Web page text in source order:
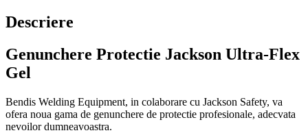
Descriere
Genunchere Protectie Jackson Ultra-Flex
Gel
Bendis Welding Equipment, in colaborare cu Jackson Safety, va
ofera noua gama de genunchere de protectie profesionale, adecvata
nevoilor dumneavoastra.